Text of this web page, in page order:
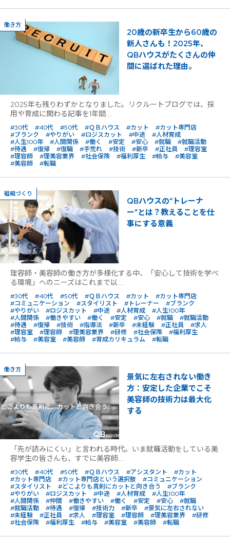
働き方
20歳の新卒生から60歳の
新人さんも！2025年、
QBハウスがたくさんの仲
間に選ばれた理由。
2025年も残りわずかとなりました。リクルートブログでは、採
用や育成に関わる記事を1年間...
#30代 #40代 #50代 #ＱＢハウス #カット
#カット専門店
#ブランク
#やりがい #ロジスカット #中途
#人材育成
#人生100年
#人間関係 #働く #安定 #安心 #就職
#就職活動
#待遇
#復帰 #復職 #手荒れ #技術 #新卒 #正社員
#理容室
#理容師
#理美容業界 #社会保険 #福利厚生 #給与
#美容室
#美容師
#転職
組織づくり
QBハウスの“トレーナ
ー”とは？教えることを仕
事にする意義
理容師・美容師の働き方が多様化する中、「安心して技術を学べ
る環境」へのニーズはこれまで以...
#30代 #40代 #50代 #ＱＢハウス #カット
#カット専門店
#コミュニケーション
#スタイリスト #トレーナー
#ブランク
#やりがい
#ロジスカット #中途 #人材育成
#人生100年
#人間関係
#働きやすい #働く #安定 #安心 #就職
#就職活動
#待遇
#復帰 #技術 #指導法 #新卒 #未経験 #正社員
#求人
#理容室
#理容師 #理美容業界 #研修 #社会保険
#福利厚生
#給与
#美容室 #美容師 #育成カリキュラム #転職
働き方
景気に左右されない働き
方：安定した企業でこそ
美容師の技術力は最大化
する
「先が読みにくい」と言われる時代。いま就職活動をしている美
容学生の皆さんも、すでに美容師...
#30代 #40代 #50代 #ＱＢハウス #アシスタント
#カット
#カット専門店
#カット専門店という選択肢
#コミュニケーション
#スタイリスト
#どこよりも真剣にカットと向き合う
#ブランク
#やりがい
#ロジスカット #中途 #人材育成
#人生100年
#人間関係
#仲間 #働きやすい #働く #安定 #安心
#就職
#就職活動
#待遇 #復帰 #技術力 #新卒
#景気に左右されない
#未経験
#正社員 #求人 #理容室 #理容師 #理美容業界
#研修
#社会保険
#福利厚生 #給与 #美容室 #美容師 #転職